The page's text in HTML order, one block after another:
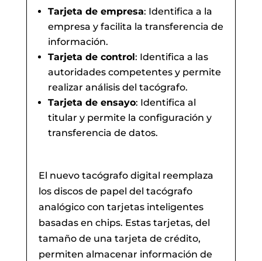
Tarjeta de empresa: Identifica a la
empresa y facilita la transferencia de
información.
Tarjeta de control: Identifica a las
autoridades competentes y permite
realizar análisis del tacógrafo.
Tarjeta de ensayo: Identifica al
titular y permite la configuración y
transferencia de datos.
El nuevo tacógrafo digital reemplaza
los discos de papel del tacógrafo
analógico con tarjetas inteligentes
basadas en chips. Estas tarjetas, del
tamaño de una tarjeta de crédito,
permiten almacenar información de